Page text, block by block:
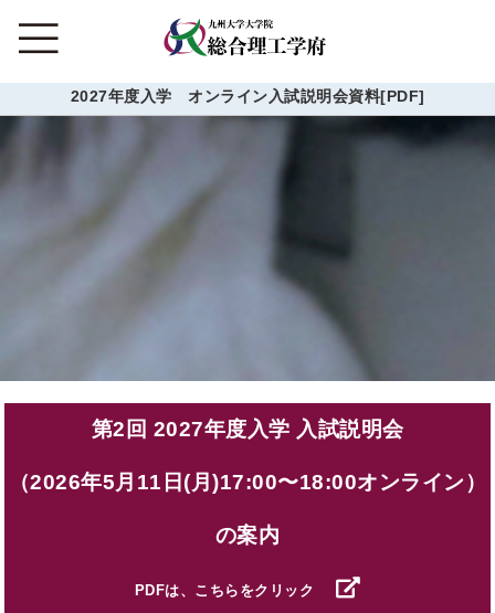
2027年度入学 オンライン入試説明会資料[PDF]
第2回 2027年度入学 入試説明会
（2026年5⽉11⽇(月)17:00〜18:00オンライン）
の案内
PDFは、こちらをクリック